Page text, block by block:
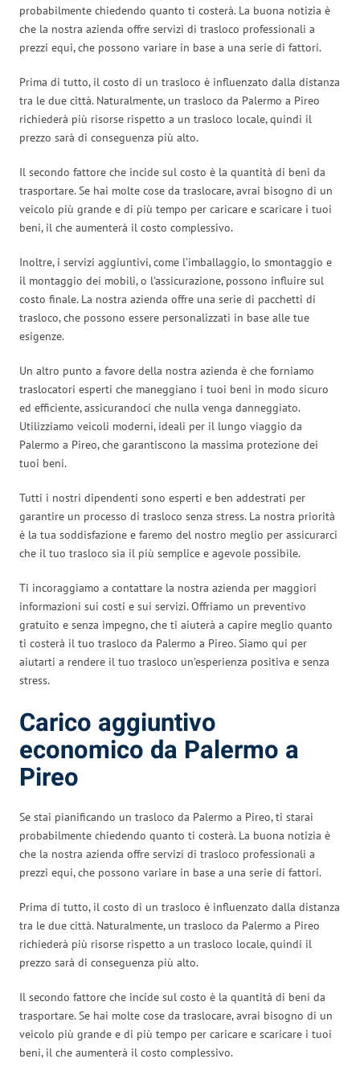
probabilmente chiedendo quanto ti costerà. La buona notizia è
che la nostra azienda offre servizi di trasloco professionali a
prezzi equi, che possono variare in base a una serie di fattori.
Prima di tutto, il costo di un trasloco è influenzato dalla distanza
tra le due città. Naturalmente, un trasloco da Palermo a Pireo
richiederà più risorse rispetto a un trasloco locale, quindi il
prezzo sarà di conseguenza più alto.
Il secondo fattore che incide sul costo è la quantità di beni da
trasportare. Se hai molte cose da traslocare, avrai bisogno di un
veicolo più grande e di più tempo per caricare e scaricare i tuoi
beni, il che aumenterà il costo complessivo.
Inoltre, i servizi aggiuntivi, come l’imballaggio, lo smontaggio e
il montaggio dei mobili, o l’assicurazione, possono influire sul
costo finale. La nostra azienda offre una serie di pacchetti di
trasloco, che possono essere personalizzati in base alle tue
esigenze.
Un altro punto a favore della nostra azienda è che forniamo
traslocatori esperti che maneggiano i tuoi beni in modo sicuro
ed efficiente, assicurandoci che nulla venga danneggiato.
Utilizziamo veicoli moderni, ideali per il lungo viaggio da
Palermo a Pireo, che garantiscono la massima protezione dei
tuoi beni.
Tutti i nostri dipendenti sono esperti e ben addestrati per
garantire un processo di trasloco senza stress. La nostra priorità
è la tua soddisfazione e faremo del nostro meglio per assicurarci
che il tuo trasloco sia il più semplice e agevole possibile.
Ti incoraggiamo a contattare la nostra azienda per maggiori
informazioni sui costi e sui servizi. Offriamo un preventivo
gratuito e senza impegno, che ti aiuterà a capire meglio quanto
ti costerà il tuo trasloco da Palermo a Pireo. Siamo qui per
aiutarti a rendere il tuo trasloco un’esperienza positiva e senza
stress.
Carico aggiuntivo
economico da Palermo a
Pireo
Se stai pianificando un trasloco da Palermo a Pireo, ti starai
probabilmente chiedendo quanto ti costerà. La buona notizia è
che la nostra azienda offre servizi di trasloco professionali a
prezzi equi, che possono variare in base a una serie di fattori.
Prima di tutto, il costo di un trasloco è influenzato dalla distanza
tra le due città. Naturalmente, un trasloco da Palermo a Pireo
richiederà più risorse rispetto a un trasloco locale, quindi il
prezzo sarà di conseguenza più alto.
Il secondo fattore che incide sul costo è la quantità di beni da
trasportare. Se hai molte cose da traslocare, avrai bisogno di un
veicolo più grande e di più tempo per caricare e scaricare i tuoi
beni, il che aumenterà il costo complessivo.